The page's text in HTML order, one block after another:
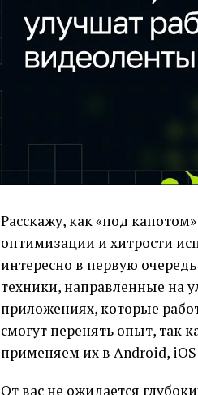
Расскажу, как «под
оптимизации и хитрости
интересно в первую
техники, направленные на
приложениях, которые
смогут перенять опыт, так
применяем их в Android, iOS
От вас не ожидается